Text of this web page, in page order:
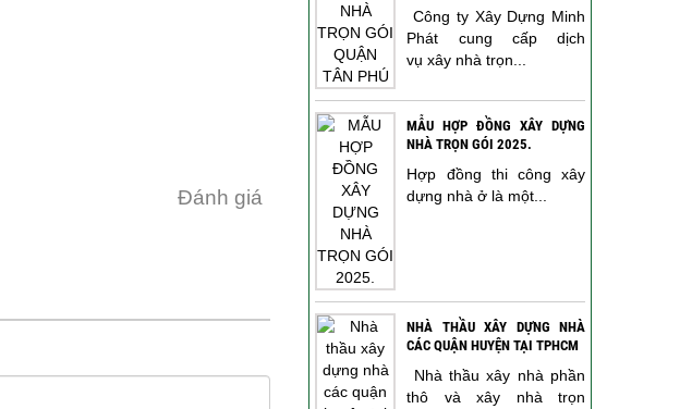
Đánh giá
Công ty Xây Dựng Minh
Phát cung cấp dịch
vụ xây nhà trọn...
MẪU HỢP ĐỒNG XÂY DỰNG
NHÀ TRỌN GÓI 2025.
Hợp đồng thi công xây
dựng nhà ở là một...
NHÀ THẦU XÂY DỰNG NHÀ
CÁC QUẬN HUYỆN TẠI TPHCM
Nhà thầu xây nhà phần
thô và xây nhà trọn